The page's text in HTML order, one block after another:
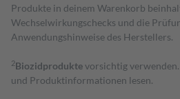
Produkte in deinem Warenkorb
Wechselwirkungschecks und die
Anwendungshinweise des Herstellers.
2Biozidproduktevorsichtig
und Produktinformationen lesen.